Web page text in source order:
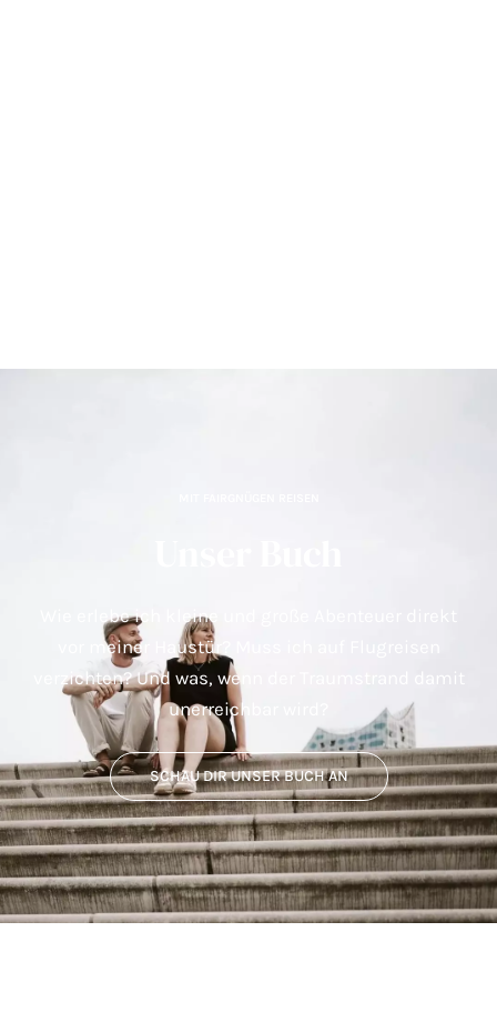
Wie erlebe ich kleine und große Abenteuer direkt
vor meiner Haustür? Muss ich auf Flugreisen
verzichten? Und was, wenn der Traumstrand damit
unerreichbar wird?
SCHAU DIR UNSER BUCH AN